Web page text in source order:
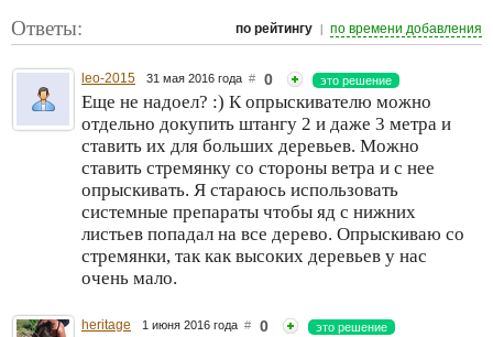
Ответы: по рейтингу | по времени добавления
leo-2015 31 мая 2016 года # 0 это решение
Еще не надоел? :) К опрыскивателю можно
отдельно докупить штангу 2 и даже 3 метра и
ставить их для больших деревьев. Можно
ставить стремянку со стороны ветра и с нее
опрыскивать. Я стараюсь использовать
системные препараты чтобы яд с нижних
листьев попадал на все дерево. Опрыскиваю со
стремянки, так как высоких деревьев у нас
очень мало.
heritage 1 июня 2016 года # 0 это решение